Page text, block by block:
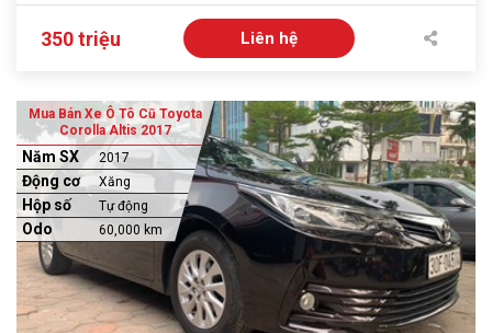
350 triệu Liên hệ
Mua Bán Xe Ô Tô Cũ Toyota
Corolla Altis 2017
Năm SX 2017
Động cơ Xăng
Hộp số Tự động
Odo 60,000 km